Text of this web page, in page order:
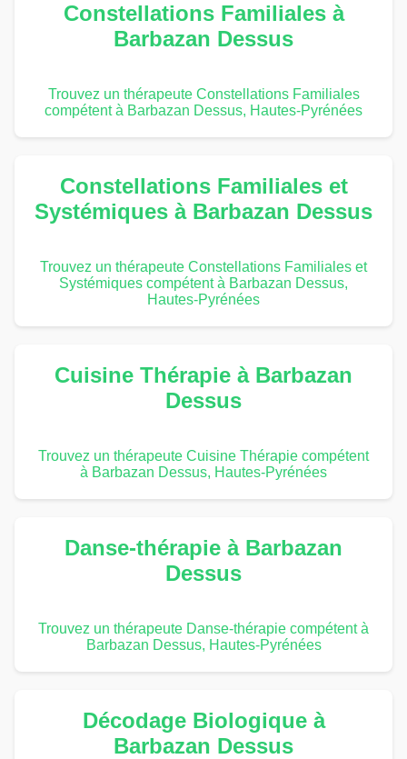
Constellations Familiales à
Barbazan Dessus
Trouvez un thérapeute Constellations Familiales
compétent à Barbazan Dessus, Hautes-Pyrénées
Constellations Familiales et
Systémiques à Barbazan Dessus
Trouvez un thérapeute Constellations Familiales et
Systémiques compétent à Barbazan Dessus,
Hautes-Pyrénées
Cuisine Thérapie à Barbazan
Dessus
Trouvez un thérapeute Cuisine Thérapie compétent
à Barbazan Dessus, Hautes-Pyrénées
Danse-thérapie à Barbazan
Dessus
Trouvez un thérapeute Danse-thérapie compétent à
Barbazan Dessus, Hautes-Pyrénées
Décodage Biologique à
Barbazan Dessus